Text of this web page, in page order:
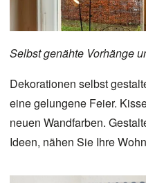
Selbst genähte Vorhänge
Dekorationen selbst
eine gelungene Feier.
neuen Wandfarben.
Ideen, nähen Sie Ihre